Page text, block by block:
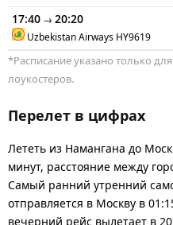
17:40 → 20:20
Uzbekistan Airways HY9619
*Расписание указано только
лоукостеров.
Перелет в цифрах
Лететь из Намангана до
минут, расстояние между
Самый ранний утренний
отправляется в Москву в
вечерний рейс вылетает в